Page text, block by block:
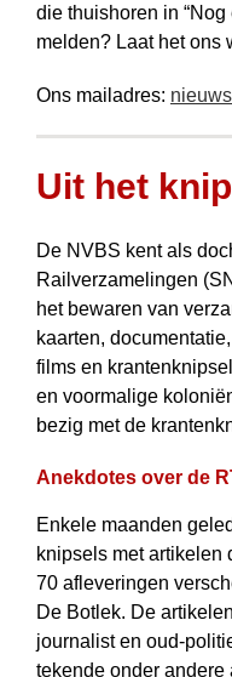
die thuis­horen in
melden? Laat het ons
Ons mailadres:
Uit het
De NVBS kent als
Railverzamelingen
het bewaren van
kaarten,
films en
en voor­malige
bezig met de
Anekdotes over de
Enkele maanden
knipsels met artikelen
70 afleveringen
De Botlek. De
journalist en oud-
tekende onder